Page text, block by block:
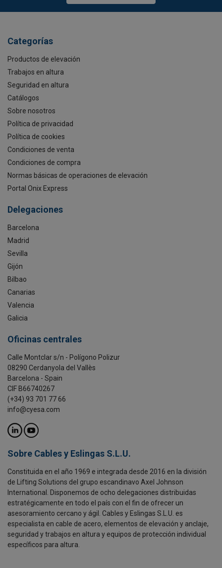
Categorías
Productos de elevación
Trabajos en altura
Seguridad en altura
Catálogos
Sobre nosotros
Política de privacidad
Política de cookies
Condiciones de venta
Condiciones de compra
Normas básicas de operaciones de elevación
Portal Onix Express
Delegaciones
Barcelona
Madrid
Sevilla
Gijón
Bilbao
Canarias
Valencia
Galicia
Oficinas centrales
Calle Montclar s/n - Polígono Polizur
08290 Cerdanyola del Vallès
Barcelona - Spain
CIF B66740267
(+34) 93 701 77 66
info@cyesa.com
Sobre Cables y Eslingas S.L.U.
Constituida en el año 1969 e integrada desde 2016 en la división
de Lifting Solutions del grupo escandinavo Axel Johnson
International. Disponemos de ocho delegaciones distribuidas
estratégicamente en todo el país con el fin de ofrecer un
asesoramiento cercano y ágil. Cables y Eslingas S.L.U. es
especialista en cable de acero, elementos de elevación y anclaje,
seguridad y trabajos en altura y equipos de protección individual
específicos para altura.